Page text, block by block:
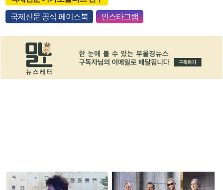
국제신문 공식 페이스북 인스타그램